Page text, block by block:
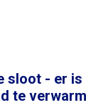
sloot - er is
te